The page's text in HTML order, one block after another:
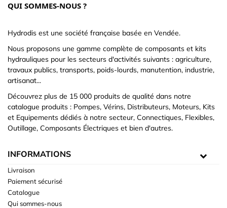
QUI SOMMES-NOUS ?
Hydrodis est une société française basée en Vendée.
Nous proposons une gamme complète de composants et kits
hydrauliques pour les secteurs d'activités suivants : agriculture,
travaux publics, transports, poids-lourds, manutention, industrie,
artisanat...
Découvrez plus de 15 000 produits de qualité dans notre
catalogue produits : Pompes, Vérins, Distributeurs, Moteurs, Kits
et Equipements dédiés à notre secteur, Connectiques, Flexibles,
Outillage, Composants Électriques et bien d'autres.
INFORMATIONS
Livraison
Paiement sécurisé
Catalogue
Qui sommes-nous